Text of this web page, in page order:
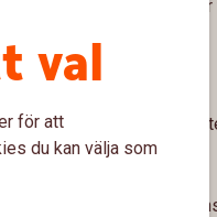
kan du, inom 24
Pay
kan du läsa om vilka
med Samsung Pay.
Mobilt BankID för att
val
för att
du kan välja som